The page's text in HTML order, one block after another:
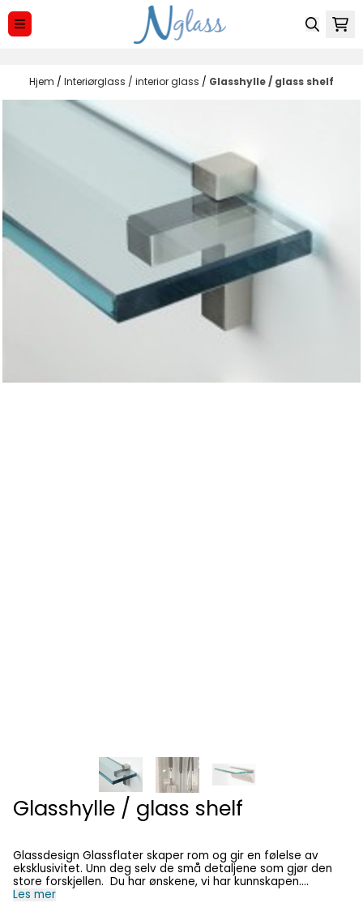
Hopp til innhold
Hjem / Interiørglass / interior glass / Glasshylle / glass shelf
Glasshylle / glass shelf
Glassdesign Glassflater skaper rom og gir en følelse av
eksklusivitet. Unn deg selv de små detaljene som gjør den
store forskjellen. Du har ønskene, vi har kunnskapen.
Sammen skaper vi ditt drømmehjem. Se bildegalleri for
Les mer